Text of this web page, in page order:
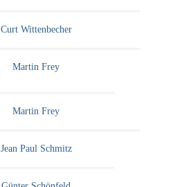
Curt Wittenbecher
Martin Frey
Martin Frey
Jean Paul Schmitz